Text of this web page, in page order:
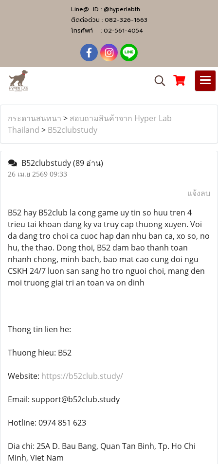
Line@ ID : @hyperlabth
ติดต่อด่วน : 082-326-1663
โทรศัพท์ : 02-561-4054
กระดานสนทนา > สอบถามสินค้าจาก Hyper Lab
Thailand > B52clubstudy
B52clubstudy(89 อ่าน)
26 เม.ย 2569 09:33
แจ้งลบ
B52 hay B52club la cong game uy tin so huu tren 4
trieu tai khoan dang ky va truy cap thuong xuyen. Voi
da dang tro choi ca cuoc hap dan nhu ban ca, xo so, no
hu, the thao. Dong thoi, B52 dam bao thanh toan
nhanh chong, minh bach, bao mat cao cung doi ngu
CSKH 24/7 luon san sang ho tro nguoi choi, mang den
moi truong giai tri an toan va on dinh
Thong tin lien he:
Thuong hieu: B52
Website: https://b52club.study/
Email: support@b52club.study
Hotline: 0974 851 623
Dia chi: 25A D. Bau Bang, Quan Tan Binh, Tp. Ho Chi
Minh, Viet Nam